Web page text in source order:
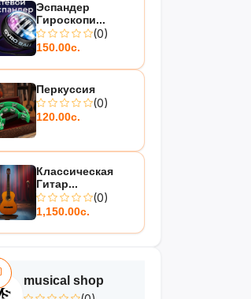
Эспандер
Гироскопи...
(0)
150.00с.
Перкуссия
(0)
120.00с.
Классическая
Гитар...
(0)
1,150.00с.
musical shop